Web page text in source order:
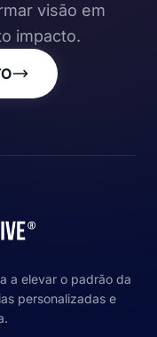
visão em
impacto.
a elevar o padrão da
personalizadas e